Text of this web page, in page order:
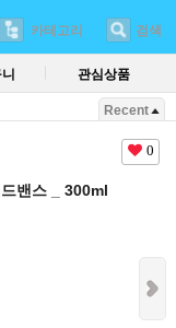
카테고리 검색
관심상품
Recent
0
밴스 _ 300ml